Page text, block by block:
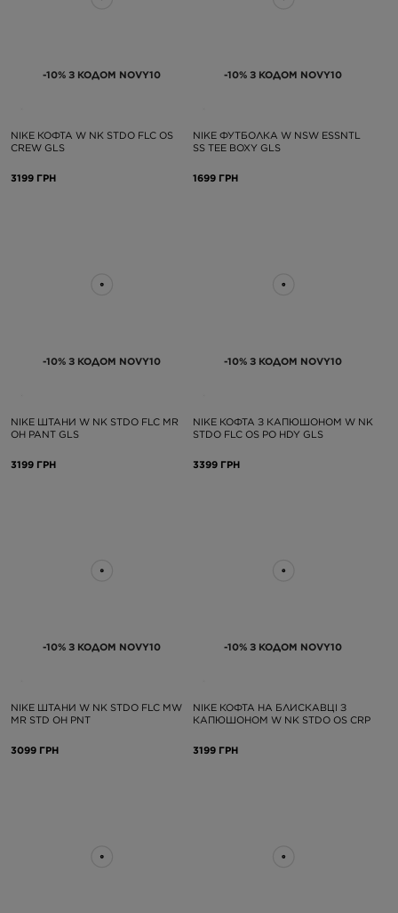
-10% З КОДОМ NOVY10
NIKE КОФТА W NK STDO FLC OS
CREW GLS
3199 ГРН
-10% З КОДОМ NOVY10
NIKE ФУТБОЛКА W NSW ESSNTL
SS TEE BOXY GLS
1699 ГРН
-10% З КОДОМ NOVY10
NIKE ШТАНИ W NK STDO FLC MR
OH PANT GLS
3199 ГРН
-10% З КОДОМ NOVY10
NIKE КОФТА З КАПЮШОНОМ W NK
STDO FLC OS PO HDY GLS
3399 ГРН
-10% З КОДОМ NOVY10
NIKE ШТАНИ W NK STDO FLC MW
MR STD OH PNT
3099 ГРН
-10% З КОДОМ NOVY10
NIKE КОФТА НА БЛИСКАВЦІ З
КАПЮШОНОМ W NK STDO OS CRP
3199 ГРН